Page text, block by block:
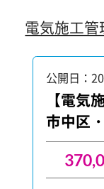
電気施工
公開日：
【電気
市中区